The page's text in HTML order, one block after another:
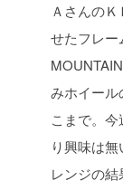
Ａさんの
せたフレー
みホイール
こまで。
り興味は
レンジの